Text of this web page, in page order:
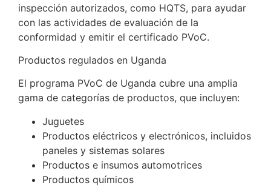
inspección autorizados, como HQTS, para ayudar
con las actividades de evaluación de la
conformidad y emitir el certificado PVoC.
Productos regulados en Uganda
El programa PVoC de Uganda cubre una amplia
gama de categorías de productos, que incluyen:
Juguetes
Productos eléctricos y electrónicos, incluidos
paneles y sistemas solares
Productos e insumos automotrices
Productos químicos